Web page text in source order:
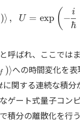
)⟩ , U = exp ( −
ℏ
i
呼ばれ、ここでは
)⟩への時間変化を表
t
tに関する連続な積分
ゲート式量子コン
積分の離散化を行